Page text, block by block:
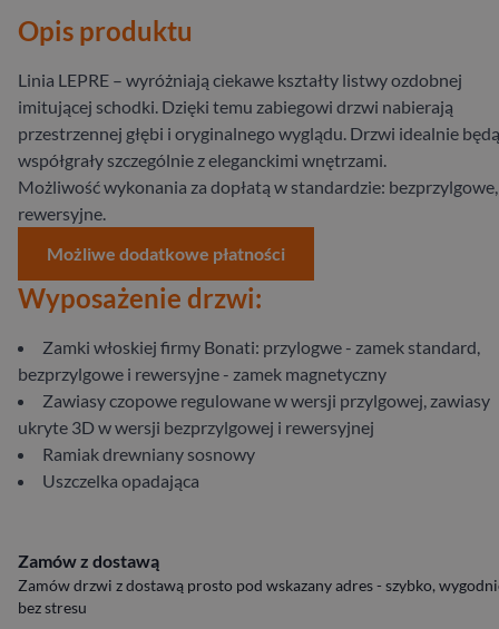
Opis produktu
Linia LEPRE – wyróżniają ciekawe kształty listwy ozdobnej
imitującej schodki. Dzięki temu zabiegowi drzwi nabierają
przestrzennej głębi i oryginalnego wyglądu. Drzwi idealnie będą
współgrały szczególnie z eleganckimi wnętrzami.
Możliwość wykonania za dopłatą w standardzie: bezprzylgowe,
rewersyjne.
Możliwe dodatkowe płatności
Wyposażenie drzwi:
Zamki włoskiej firmy Bonati: przylogwe - zamek standard,
bezprzylgowe i rewersyjne - zamek magnetyczny
Zawiasy czopowe regulowane w wersji przylgowej, zawiasy
ukryte 3D w wersji bezprzylgowej i rewersyjnej
Ramiak drewniany sosnowy
Uszczelka opadająca
Zamów z dostawą
Zamów drzwi z dostawą prosto pod wskazany adres - szybko,
bez stresu